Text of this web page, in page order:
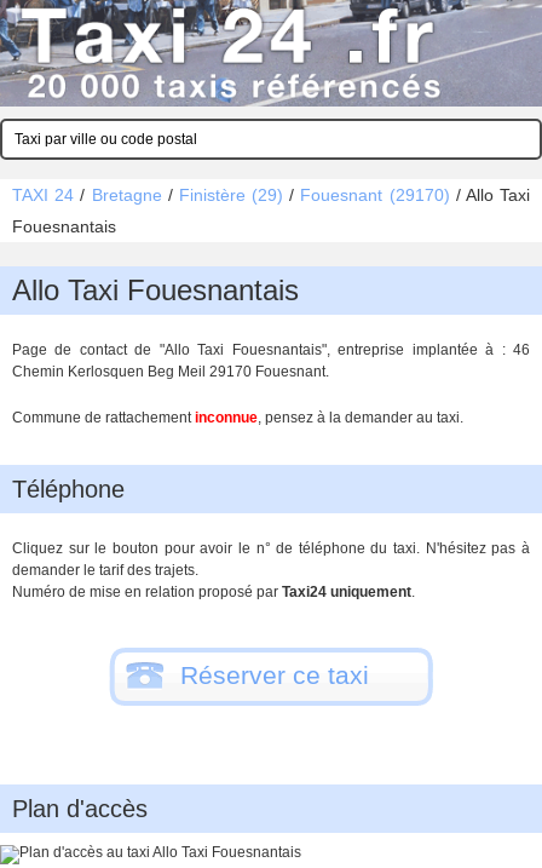
TAXI 24 / Bretagne / Finistère (29) / Fouesnant (29170) / Allo Taxi
Fouesnantais
Allo Taxi Fouesnantais
Page de contact de "Allo Taxi Fouesnantais", entreprise implantée à : 46
Chemin Kerlosquen Beg Meil 29170 Fouesnant.
Commune de rattachementinconnue, pensez à la demander au taxi.
Téléphone
Cliquez sur le bouton pour avoir le n° de téléphone du taxi. N'hésitez pas à
demander le tarif des trajets.
Numéro de mise en relation proposé par Taxi24 uniquement.
Réserver ce taxi
Plan d'accès